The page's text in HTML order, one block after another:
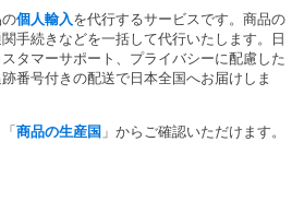
個人輸入 を代行するサービスです。商品の
手続きなどを一括して代行いたします。日
タマーサポート、プライバシーに配慮した
番号付きの配送で日本全国へお届けしま
商品の生産国 」からご確認いただけます。